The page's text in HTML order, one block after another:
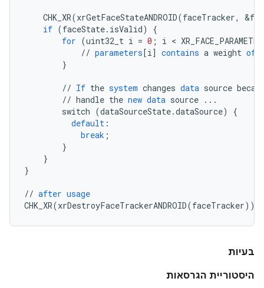
CHK_XR(xrGetFaceStateANDROID(faceTracker, &
if (faceState. isValid)
{
for (uint32_t i = 0 ; i <
// parameters[i] contains a weight of
}
// If the system changes data source
// handle the new data source ...
switch (dataSourceState.dataSource)
{
default :
break ;
}
}
}
// after usage
CHK_XR(xrDestroyFaceTrackerANDROID(faceTracker));
בעיות
היסטוריית הגרסאות